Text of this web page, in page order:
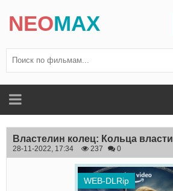
NEOMAX
Властелин колец: Кольца власти
28-11-2022, 17:34 237 0
WEB-DLRip